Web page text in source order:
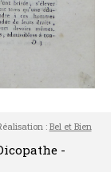
:Bel et Bien
-